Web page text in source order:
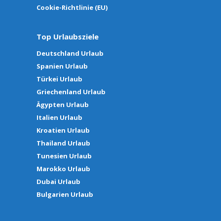
Cookie-Richtlinie (EU)
Top Urlaubsziele
Deutschland Urlaub
Spanien Urlaub
Türkei Urlaub
Griechenland Urlaub
Ägypten Urlaub
Italien Urlaub
Kroatien Urlaub
Thailand Urlaub
Tunesien Urlaub
Marokko Urlaub
Dubai Urlaub
Bulgarien Urlaub